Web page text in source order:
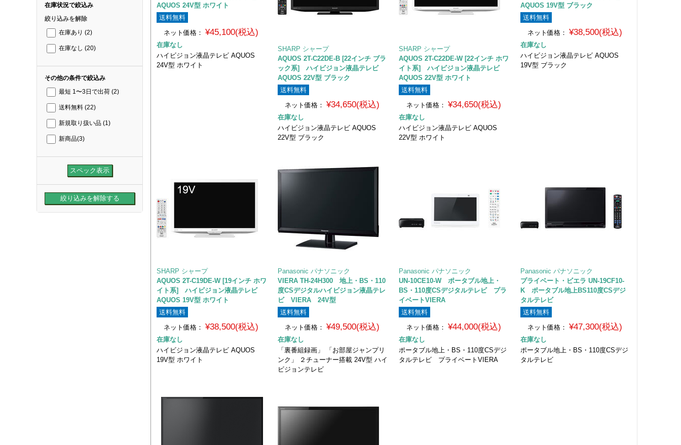
在庫状況で絞込み
絞り込みを解除
在庫あり (2)
在庫なし (20)
その他の条件で絞込み
最短 1〜3日で出荷 (2)
送料無料 (22)
新規取り扱い品 (1)
新商品(3)
AQUOS 24V型 ホワイト
送料無料
ネット価格：
¥45,100(税込)
在庫なし
ハイビジョン液晶テレビ AQUOS
24V型 ホワイト
SHARP シャープ
AQUOS 2T-C22DE-B [22インチ ブラ
ック系] ハイビジョン液晶テレビ
AQUOS 22V型 ブラック
送料無料
ネット価格：
¥34,650(税込)
在庫なし
ハイビジョン液晶テレビ AQUOS
22V型 ブラック
SHARP シャープ
AQUOS 2T-C22DE-W [22インチ ホワ
イト系] ハイビジョン液晶テレビ
AQUOS 22V型 ホワイト
送料無料
ネット価格： ¥34,650(税込)
在庫なし
ハイビジョン液晶テレビ AQUOS
22V型 ホワイト
AQUOS 19V型 ブラック
送料無料
ネット価格： ¥38,500(税込)
在庫なし
ハイビジョン液晶テレビ AQUOS
19V型 ブラック
SHARP シャープ
AQUOS 2T-C19DE-W [19インチ ホワ
イト系] ハイビジョン液晶テレビ
AQUOS 19V型 ホワイト
送料無料
ネット価格：
¥38,500(税込)
在庫なし
ハイビジョン液晶テレビ AQUOS
19V型 ホワイト
Panasonic パナソニック
VIERA TH-24H300 地上・BS・110
度CSデジタルハイビジョン液晶テレ
ビ VIERA 24V型
送料無料
ネット価格：
¥49,500(税込)
在庫なし
「裏番組録画」 「お部屋ジャンプリ
ンク」 ２チューナー搭載 24V型 ハイ
ビジョンテレビ
Panasonic パナソニック
UN-10CE10-W ポータブル地上・
BS・110度CSデジタルテレビ プラ
イベートVIERA
送料無料
ネット価格： ¥44,000(税込)
在庫なし
ポータブル地上・BS・110度CSデジ
タルテレビ プライベートVIERA
Panasonic パナソニック
プライベート・ビエラ UN-19CF10-
K ポータブル地上BS110度CSデジ
タルテレビ
送料無料
ネット価格： ¥47,300(税込)
在庫なし
ポータブル地上・BS・110度CSデジ
タルテレビ